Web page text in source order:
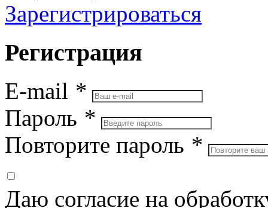
Зарегистрироваться
Регистрация
E-mail *
Пароль *
Повторите пароль *
Даю согласие на